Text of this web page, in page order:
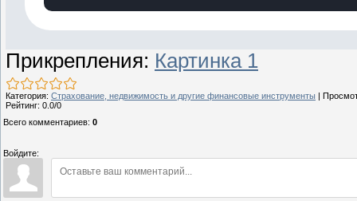
Прикрепления: Картинка 1
Категория: Страхование, недвижимость и другие финансовые инструменты
Рейтинг: 0.0/0
Всего комментариев: 0
Войдите: